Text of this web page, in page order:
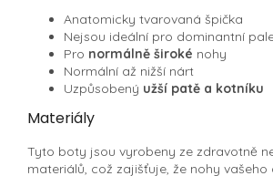
Anatomicky tvarovaná špička
Nejsou ideální pro dominantní
Pro normálně široké nohy
Normální až nižší nárt
Uzpůsobený užší patě a kotníku
Materiály
Tyto boty jsou vyrobeny ze zdravotně
materiálů, což zajišťuje, že nohy